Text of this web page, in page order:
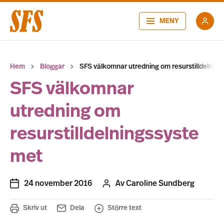
MENY
Hem Bloggar SFS välkomnar utredning om
SFS välkomnar
utredning om
resurstilldelningssyste
met
24 november 2016 AvCaroline Sundberg
Skriv ut Dela Större text